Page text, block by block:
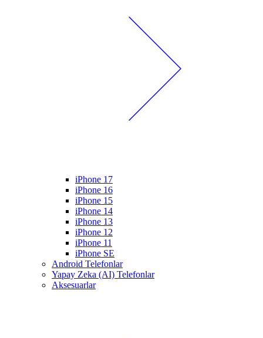
iPhone 17
iPhone 16
iPhone 15
iPhone 14
iPhone 13
iPhone 12
iPhone 11
iPhone SE
Android Telefonlar
Yapay Zeka (AI) Telefonlar
Aksesuarlar